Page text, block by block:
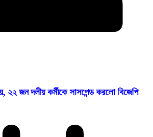
২২ জন দলীয় কর্মীকে সাসপেন্ড করলো বিজেপি